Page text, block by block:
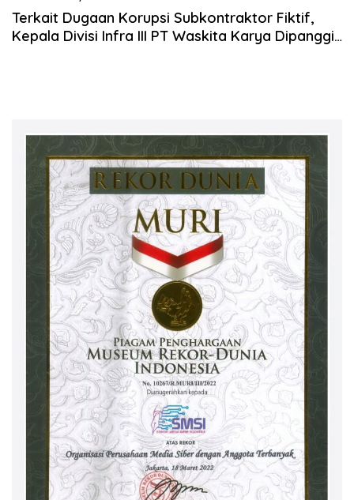
Terkait Dugaan Korupsi Subkontraktor Fiktif,
Kepala Divisi Infra III PT Waskita Karya Dipanggi